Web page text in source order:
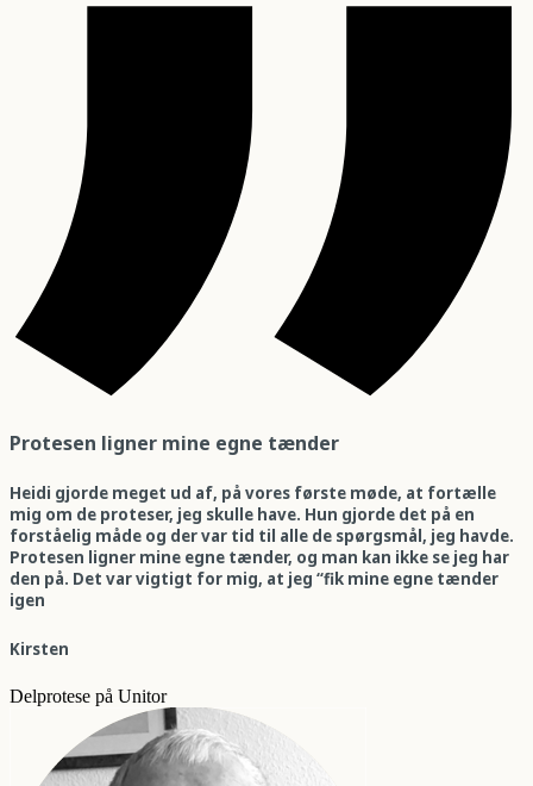
Protesen ligner mine egne tænder
Heidi gjorde meget ud af, på vores første møde, at fortælle
mig om de proteser, jeg skulle have. Hun gjorde det på en
forståelig måde og der var tid til alle de spørgsmål, jeg havde.
Protesen ligner mine egne tænder, og man kan ikke se jeg har
den på. Det var vigtigt for mig, at jeg “fik mine egne tænder
igen
Kirsten
Delprotese på Unitor